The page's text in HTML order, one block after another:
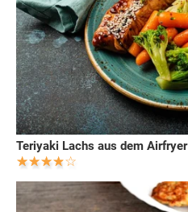
Teriyaki Lachs aus dem Airfryer